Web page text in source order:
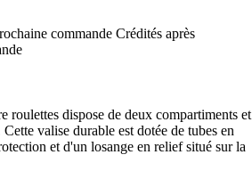
commande Crédités après
roulettes dispose de deux compartiments et
valise durable est dotée de tubes en
et d'un losange en relief situé sur la